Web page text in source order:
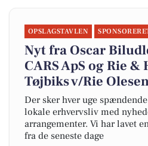
OPSLAGSTAVLEN
Nyt fra Oscar
CARS ApS og Rie
Tøjbiks v/Rie
Der sker hver uge
lokale erhvervsliv med
arrangementer. Vi har lavet
fra de seneste dage